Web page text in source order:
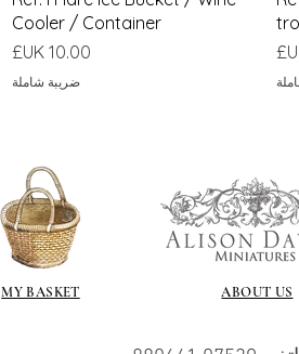
Cooler / Container
السعر
ضريبة شاملة
MY BASKET ABOUT US